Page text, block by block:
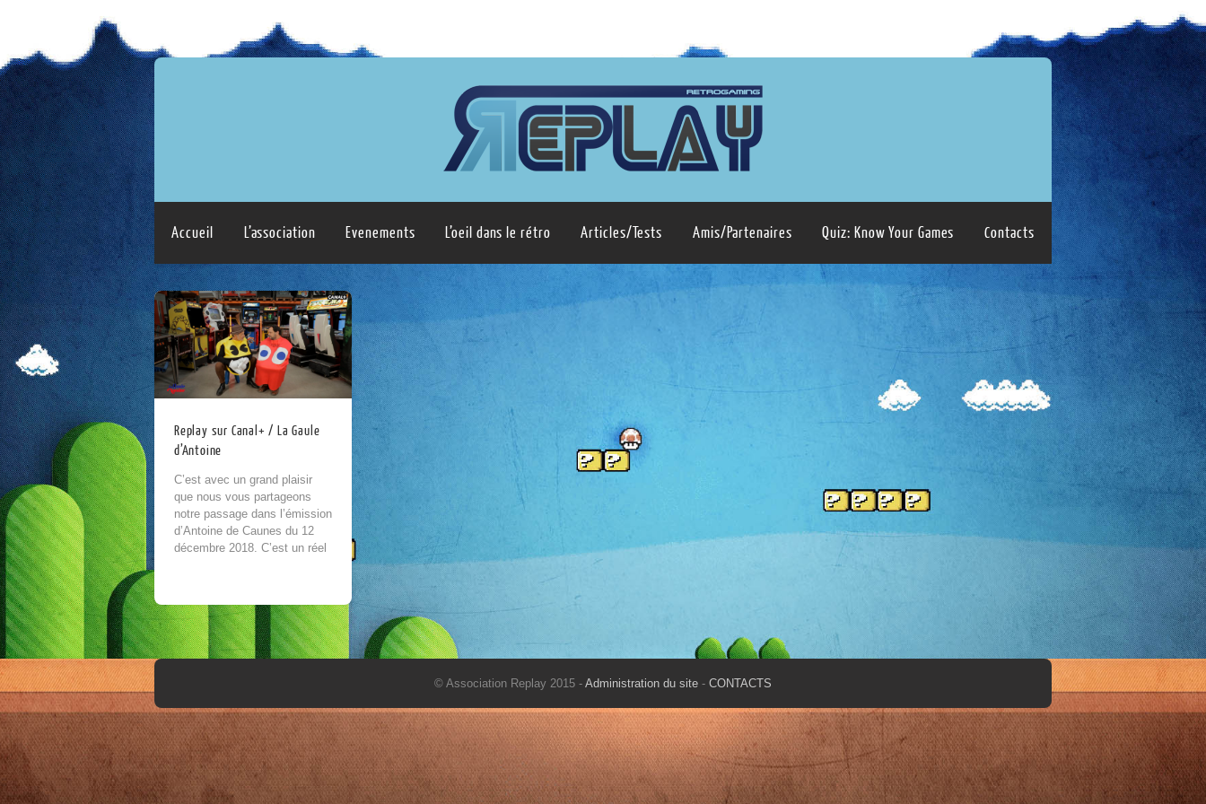
Accueil L’association Evenements L’oeil dans le rétro Articles/Tests Amis/Partenaires Quiz: Know Your Games Contacts
Replay sur Canal+ / La Gaule
d’Antoine
C’est avec un grand plaisir
que nous vous partageons
notre passage dans l’émission
d’Antoine de Caunes du 12
décembre 2018. C’est un réel
© Association Replay 2015 - Administration du site - CONTACTS